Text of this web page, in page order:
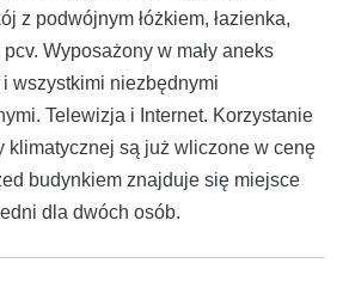
z podwójnym łóżkiem, łazienka,
Wyposażony w mały aneks
wszystkimi niezbędnymi
Telewizja i Internet. Korzystanie
klimatycznej są już wliczone w cenę
budynkiem znajduje się miejsce
dla dwóch osób.